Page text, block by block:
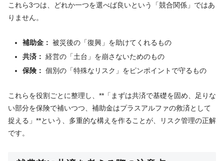
これら3つは、どれか一つを選べば良いという「競合関係」ではあ
りません。
補助金： 被災後の「復興」を助けてくれるもの
共済： 経営の「土台」を崩さないためのもの
保険： 個別の「特殊なリスク」をピンポイントで守るもの
これらを役割ごとに整理し、**「まずは共済で基礎を固め、足りな
い部分を保険で補いつつ、補助金はプラスアルファの救済として
捉える」**という、多重的な構えを作ることが、リスク管理の正解
です。